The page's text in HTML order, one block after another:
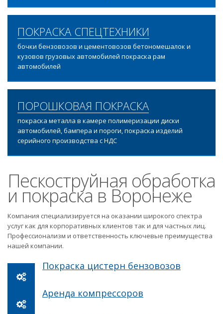
ПОКРАСКА СПЕЦТЕХНИКИ
бочки бензовозов и цементовозов бетономешалок и
кузовов грузовых автомобилей покраска рам
автомобилей
ПОРОШКОВАЯ ПОКРАСКА
покраска металла в камере полимеризации диски
автомобилей, бампера и пороги, покраска изделий
серийного производства с НДС
Пескоструйная обработка
и покраска в Воронеже
Компания специализируется на оказании широкого спектра
услуг как для корпоративных клиентов так и для частных лиц.
Профессионализм и ответственность ключевые преимущества
нашей компании.
Покраска цистерн бензовозов
Аренда компрессоров